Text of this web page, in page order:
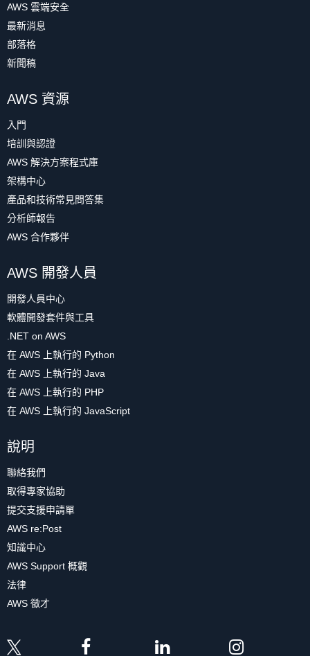
AWS 雲端安全
最新消息
部落格
新聞稿
AWS 資源
入門
培訓與認證
AWS 解決方案程式庫
架構中心
產品和技術常見問答集
分析師報告
AWS 合作夥伴
AWS 開發人員
開發人員中心
軟體開發套件與工具
.NET on AWS
在 AWS 上執行的 Python
在 AWS 上執行的 Java
在 AWS 上執行的 PHP
在 AWS 上執行的 JavaScript
說明
聯絡我們
取得專家協助
提交支援申請單
AWS re:Post
知識中心
AWS Support 概觀
法律
AWS 徵才